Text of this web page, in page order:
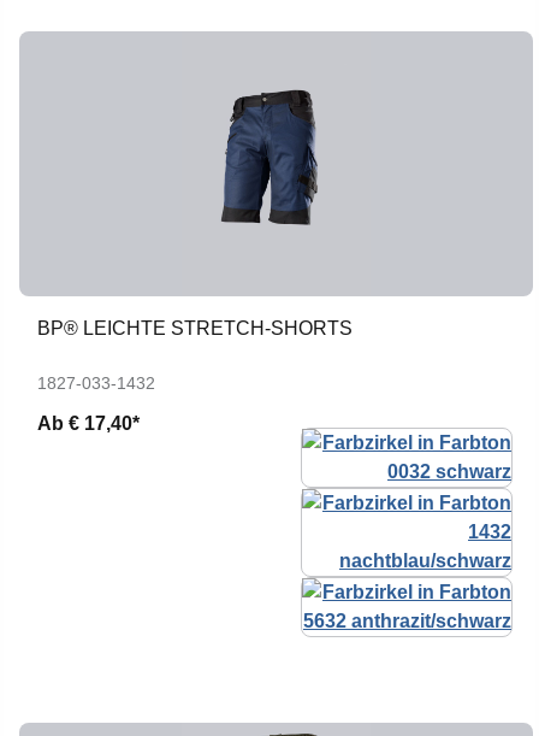
BP® LEICHTE STRETCH-SHORTS
1827-033-1432
Ab € 17,40*